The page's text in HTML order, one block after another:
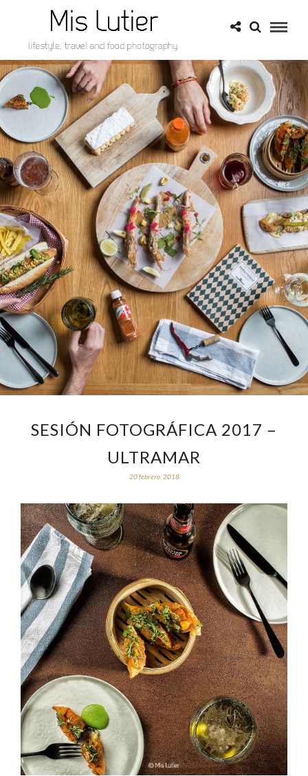
SESIÓN FOTOGRÁFICA 2017 –
ULTRAMAR
20 febrero, 2018